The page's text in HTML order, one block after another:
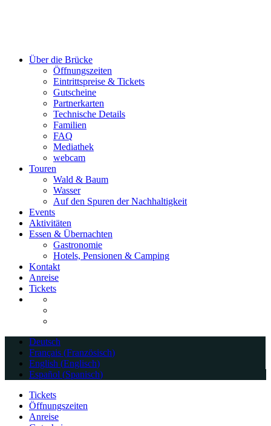
Close
Über die Brücke
Öffnungszeiten
Eintrittspreise & Tickets
Gutscheine
Partnerkarten
Technische Details
Familien
FAQ
Mediathek
webcam
Touren
Wald & Baum
Wasser
Auf den Spuren der Nachhaltigkeit
Events
Aktivitäten
Essen & Übernachten
Gastronomie
Hotels, Pensionen & Camping
Kontakt
Anreise
Tickets
Deutsch
Français (Französisch)
English (Englisch)
Español (Spanisch)
Tickets
Öffnungszeiten
Anreise